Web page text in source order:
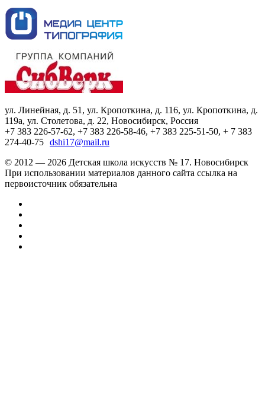
ул. Линейная, д. 51, ул. Кропоткина, д. 116, ул. Кропоткина, д.
119а, ул. Столетова, д. 22, Новосибирск, Россия
+7 383 226-57-62, +7 383 226-58-46, +7 383 225-51-50, + 7 383
274-40-75 dshi17@mail.ru
© 2012 — 2026 Детская школа искусств № 17. Новосибирск
При использовании материалов данного сайта ссылка на
первоисточник обязательна